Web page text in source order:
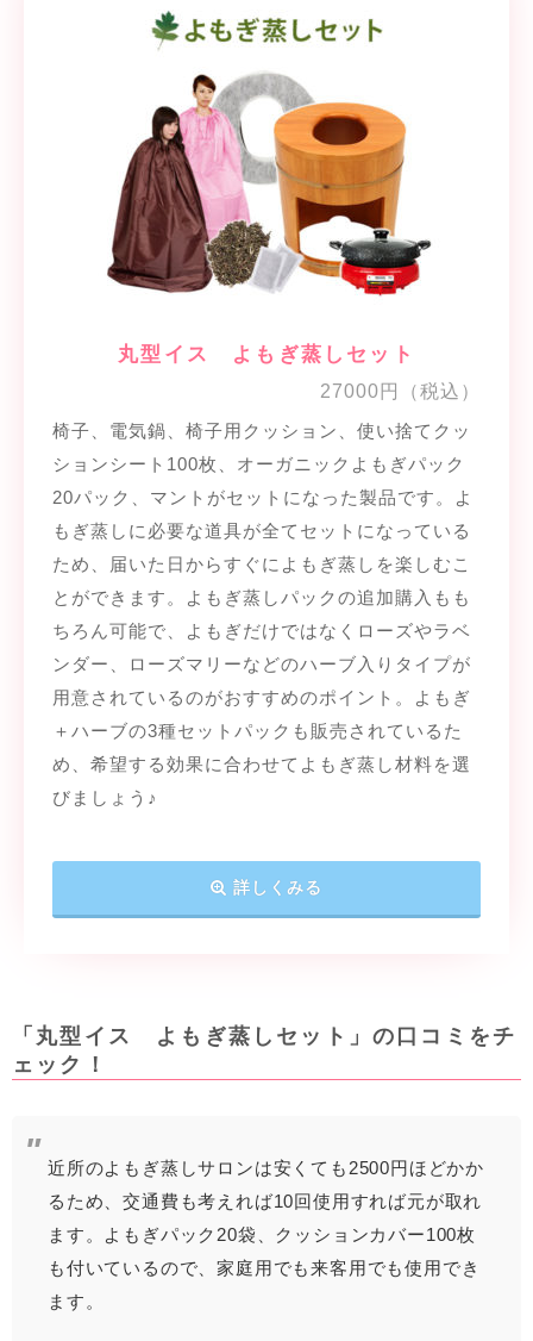
丸型イス よもぎ蒸しセット
27000円（税込）
椅子、電気鍋、椅子用クッション、使い捨てクッ
ションシート100枚、オーガニックよもぎパック
20パック、マントがセットになった製品です。よ
もぎ蒸しに必要な道具が全てセットになっている
ため、届いた日からすぐによもぎ蒸しを楽しむこ
とができます。よもぎ蒸しパックの追加購入もも
ちろん可能で、よもぎだけではなくローズやラベ
ンダー、ローズマリーなどのハーブ入りタイプが
用意されているのがおすすめのポイント。よもぎ
＋ハーブの3種セットパックも販売されているた
め、希望する効果に合わせてよもぎ蒸し材料を選
びましょう♪
詳しくみる
「丸型イス よもぎ蒸しセット」の口コミをチ
ェック！
近所のよもぎ蒸しサロンは安くても2500円ほどかか
るため、交通費も考えれば10回使用すれば元が取れ
ます。よもぎパック20袋、クッションカバー100枚
も付いているので、家庭用でも来客用でも使用でき
ます。